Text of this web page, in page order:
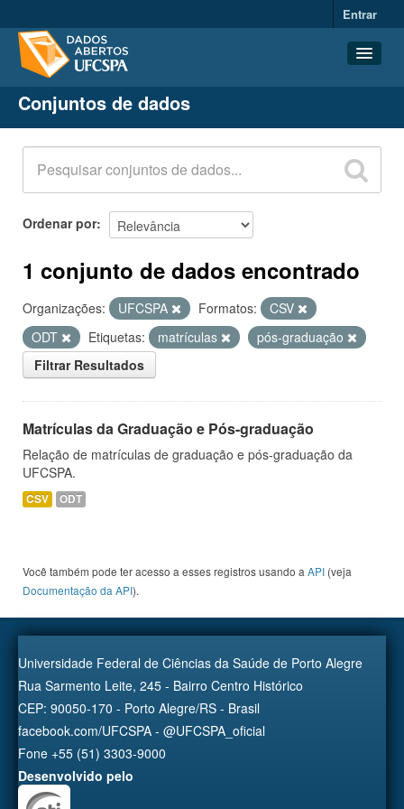
Entrar
Conjuntos de dados
Organizações
Grupos
Sobre
Conjuntos de dados
Ordenar por
1 conjunto de dados encontrado
Organizações: UFCSPA Formatos:
CSV
ODT
Etiquetas: matrículas
pós-graduação
Filtrar Resultados
Matrículas da Graduação e Pós-graduação
Relação de matrículas de graduação e pós-graduação da
UFCSPA.
CSV ODT
Você também pode ter acesso a esses registros usando a API (veja
Documentação da API).
Universidade Federal de Ciências da Saúde de Porto Alegre
Rua Sarmento Leite, 245 - Bairro Centro Histórico
CEP: 90050-170 - Porto Alegre/RS - Brasil
facebook.com/UFCSPA - @UFCSPA_oficial
Fone +55 (51) 3303-9000
Desenvolvido pelo